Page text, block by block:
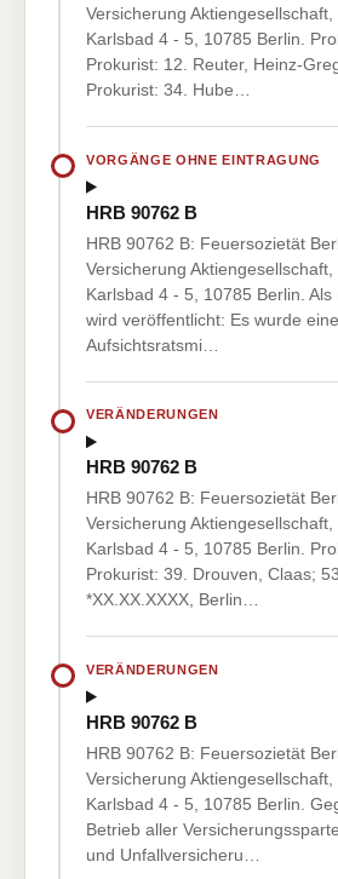
Versicherung Aktiengesellschaft,
Karlsbad 4 - 5, 10785 Berlin.
Prokurist: 12. Reuter, Heinz-
Prokurist: 34. Hube…
VORGÄNGE OHNE EINTRAGUNG
HRB 90762 B
HRB 90762 B: Feuersozietät
Versicherung Aktiengesellschaft,
Karlsbad 4 - 5, 10785 Berlin.
wird veröffentlicht: Es wurde
Aufsichtsratsmi…
VERÄNDERUNGEN
HRB 90762 B
HRB 90762 B: Feuersozietät
Versicherung Aktiengesellschaft,
Karlsbad 4 - 5, 10785 Berlin.
Prokurist: 39. Drouven, Claas;
*XX.XX.XXXX, Berlin…
VERÄNDERUNGEN
HRB 90762 B
HRB 90762 B: Feuersozietät
Versicherung Aktiengesellschaft,
Karlsbad 4 - 5, 10785 Berlin.
Betrieb aller
und Unfallversicheru…